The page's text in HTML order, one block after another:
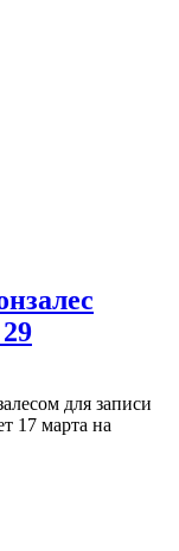
для записи
17 марта на